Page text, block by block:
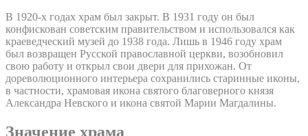
В 1920-х годах храм был закрыт. В 1931 году он был
конфискован советским правительством и использовался как
краеведческий музей до 1938 года. Лишь в 1946 году храм
был возвращен Русской православной церкви, возобновил
свою работу и открыл свои двери для прихожан. От
дореволюционного интерьера сохранились старинные иконы,
в частности, храмовая икона святого благоверного князя
Александра Невского и икона святой Марии Магдалины.
Значение храма